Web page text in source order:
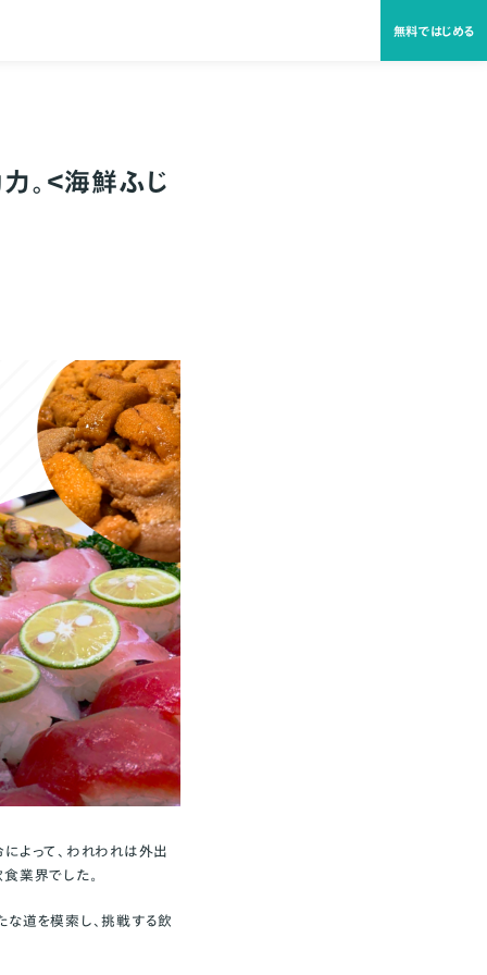
無料ではじめる
。＜海鮮ふじ
よって、われわれは外出
業界でした。
な道を模索し、挑戦する飲